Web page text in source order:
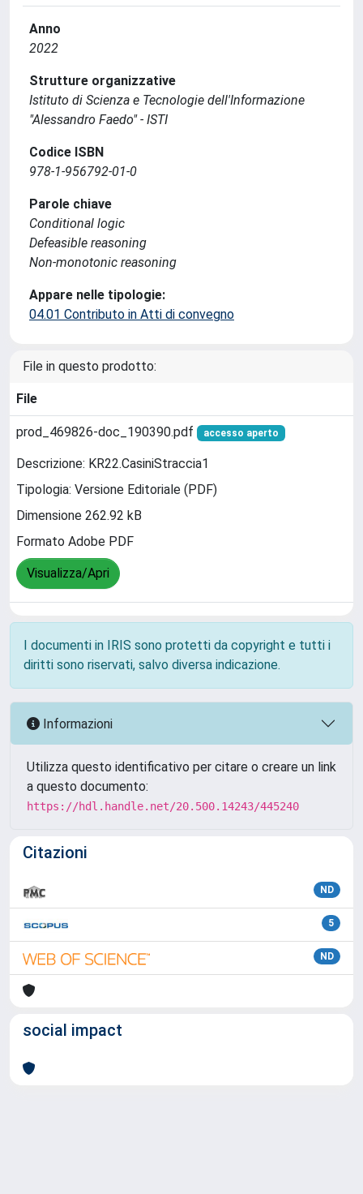
Anno
2022
Strutture organizzative
Istituto di Scienza e Tecnologie dell'Informazione
"Alessandro Faedo" - ISTI
Codice ISBN
978-1-956792-01-0
Parole chiave
Conditional logic
Defeasible reasoning
Non-monotonic reasoning
Appare nelle tipologie:
04.01 Contributo in Atti di convegno
File in questo prodotto:
File
prod_469826-doc_190390.pdf accesso aperto
Descrizione: KR22.CasiniStraccia1
Tipologia: Versione Editoriale (PDF)
Dimensione 262.92 kB
Formato Adobe PDF
Visualizza/Apri
I documenti in IRIS sono protetti da copyright e tutti i
diritti sono riservati, salvo diversa indicazione.
Informazioni
Utilizza questo identificativo per citare o creare un link
a questo documento:
https://hdl.handle.net/20.500.14243/445240
Citazioni
ND
5
ND
social impact